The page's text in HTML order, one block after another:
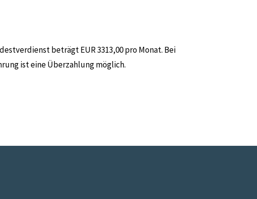
beträgt EUR 3313,00 pro Monat. Bei
ist eine Überzahlung möglich.